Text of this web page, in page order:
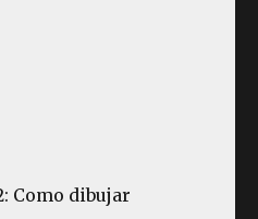
Como dibujar